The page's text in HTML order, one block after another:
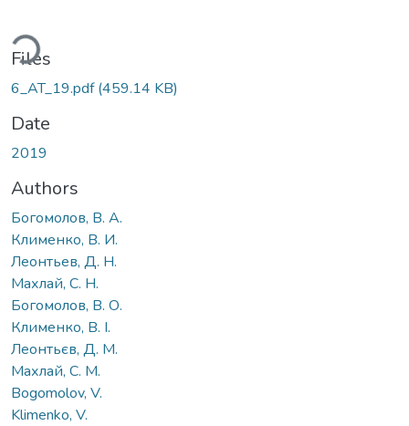
Files
6_AT_19.pdf(459.14 KB)
Date
2019
Authors
Богомолов, В. А.
Клименко, В. И.
Леонтьев, Д. Н.
Махлай, С. Н.
Богомолов, В. О.
Клименко, В. І.
Леонтьєв, Д. М.
Махлай, С. М.
Bogomolov, V.
Klimenko, V.